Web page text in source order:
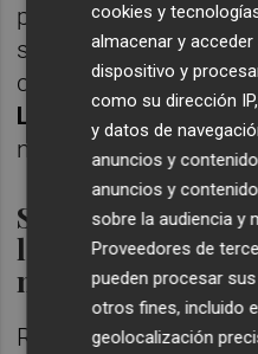
priorizando el bolsillo
subrayado que "la
con políticas, no con
Llorca
tiene que ser
negocio o está con
Simó insta a
las proclamas
manifestación
Rafa Simó, también
cookies y
almacenar y
dispositivo y
como su dirección
y datos de
anuncios y
anuncios y
sobre la audiencia y
Proveedores de
pueden procesar
otros fines, incluido
geolocalización